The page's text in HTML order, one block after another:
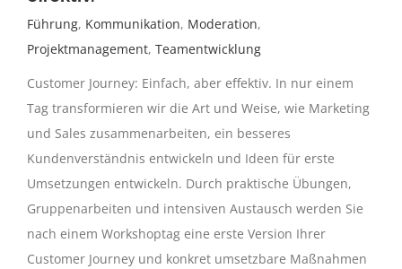
Führung, Kommunikation, Moderation,
Projektmanagement, Teamentwicklung
Customer Journey: Einfach, aber effektiv. In nur einem
Tag transformieren wir die Art und Weise, wie Marketing
und Sales zusammenarbeiten, ein besseres
Kundenverständnis entwickeln und Ideen für erste
Umsetzungen entwickeln. Durch praktische Übungen,
Gruppenarbeiten und intensiven Austausch werden Sie
nach einem Workshoptag eine erste Version Ihrer
Customer Journey und konkret umsetzbare Maßnahmen